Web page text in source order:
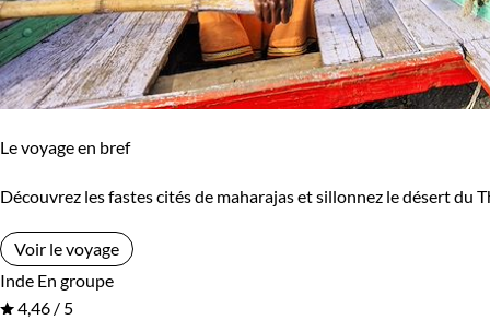
Le voyage en bref
Découvrez les fastes cités de maharajas et sillonnez le désert
Voir le voyage
Inde En groupe
4,46 / 5